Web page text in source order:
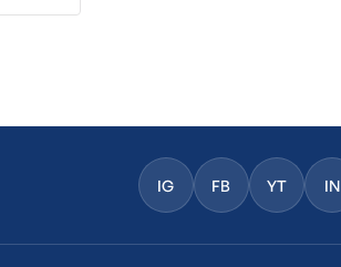
IG FB YT IN